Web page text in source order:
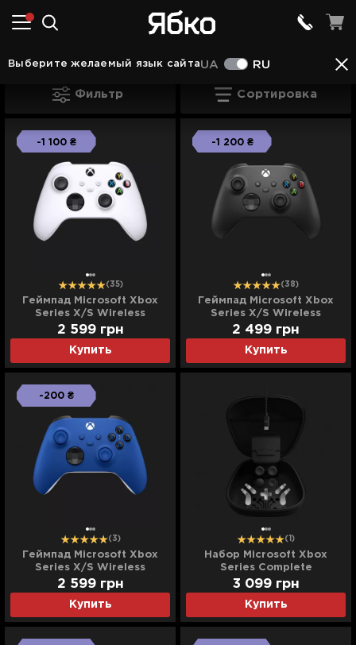
Выберите желаемый язык сайтаUA RU
Геймпади та аксесуари в Ковеле Для XBOX
Для XBOX в Ковеле
Фильтр Сортировка
-1 100 ₴
(35)
Геймпад Microsoft Xbox
Series X/S Wireless
Controller (Robot White)
Купить
2 599 грн
-1 200 ₴
(38)
Геймпад Microsoft Xbox
Series X/S Wireless
Controller (Carbon Black)
Купить
2 499 грн
-200 ₴
(3)
Геймпад Microsoft Xbox
Series X/S Wireless
Controller (Shock Blue)
Купить
2 599 грн
(1)
Набор Microsoft Xbox
Series Complete
Component Pack
Купить
3 099 грн